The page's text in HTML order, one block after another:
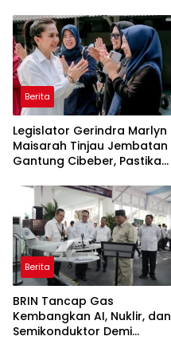
Di Maros
Berita
Legislator Gerindra Marlyn
Maisarah Tinjau Jembatan
Gantung Cibeber, Pastikan
Berita
BRIN Tancap Gas
Kembangkan AI, Nuklir, dan
Semikonduktor Demi